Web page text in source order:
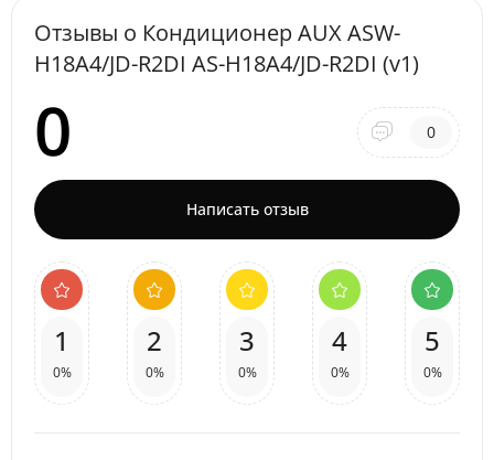
Отзывы о Кондиционер AUX ASW-
H18A4/JD-R2DI AS-H18A4/JD-R2DI (v1)
0 0
Написать отзыв
1
0%
2
0%
3
0%
4
0%
5
0%